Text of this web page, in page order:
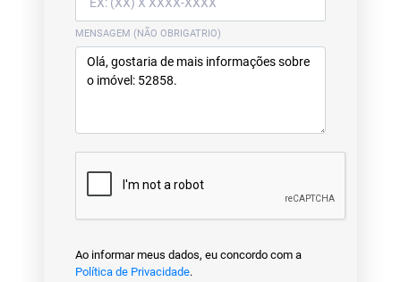
MENSAGEM (NÃO OBRIGATRIO)
Ao informar meus dados, eu concordo com a
Política de Privacidade.